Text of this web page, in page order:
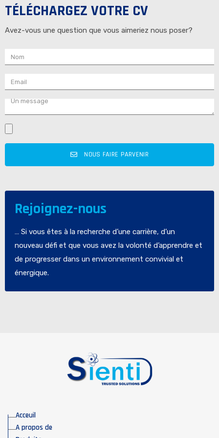
Rejoignez-nous
… Si vous êtes à la recherche d’une carrière, d’un
nouveau défi et que vous avez la volonté d’apprendre et
de progresser dans un environnement convivial et
énergique.
TÉLÉCHARGEZ VOTRE CV
Avez-vous une question que vous aimeriez nous poser?
o
m
l
n
m
e
s
a
e
NOUS FAIRE PARVENIR
Acceuil
A propos de